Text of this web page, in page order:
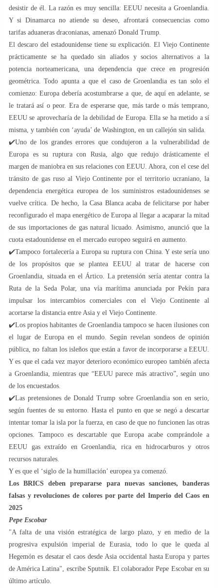
desistir de él. La razón es muy sencilla: EEUU necesita a Groenlandia.
Y si Dinamarca no atiende su deseo, afrontará consecuencias como
tarifas aduaneras draconianas, amenazó Donald Trump.
El descaro del estadounidense tiene su explicación. El Viejo Continente
prácticamente se ha quedado sin aliados y socios alternativos a la
potencia norteamericana, una dependencia que crece en progresión
geométrica. Todo apunta a que el caso de Groenlandia es tan solo el
comienzo: Europa debería acostumbrarse a que, de aquí en adelante, se
le tratará así o peor. Era de esperarse que, más tarde o más temprano,
EEUU se aprovecharía de la debilidad de Europa. Ella se ha metido a sí
misma, y también con ‘ayuda’ de Washington, en un callejón sin salida.
✔️Uno de los grandes errores que condujeron a la vulnerabilidad de
Europa es su ruptura con Rusia, algo que redujo drásticamente el
margen de maniobra en sus relaciones con EEUU. Ahora, con el cese del
tránsito de gas ruso al Viejo Continente por el territorio ucraniano, la
dependencia energética europea de los suministros estadounidenses se
vuelve crítica. De hecho, la Casa Blanca acaba de felicitarse por haber
reconfigurado el mapa energético de Europa al llegar a acaparar la mitad
de sus importaciones de gas natural licuado. Asimismo, anunció que la
cuota estadounidense en el mercado europeo seguirá en aumento.
✔️Tampoco fortalecería a Europa su ruptura con China. Y este sería uno
de los propósitos que se plantea EEUU al tratar de hacerse con
Groenlandia, situada en el Ártico. La pretensión sería atentar contra la
Ruta de la Seda Polar, una vía marítima anunciada por Pekín para
impulsar los intercambios comerciales con el Viejo Continente al
acortarse la distancia entre Asia y el Viejo Continente.
✔️Los propios habitantes de Groenlandia tampoco se hacen ilusiones con
el lugar de Europa en el mundo. Según revelan sondeos de opinión
pública, no faltan los isleños que están a favor de incorporarse a EEUU.
Y es que el cada vez mayor deterioro económico europeo también afecta
a Groenlandia, mientras que “EEUU parece más atractivo”, según uno
de los encuestados.
✔️Las pretensiones de Donald Trump sobre Groenlandia son en serio,
según fuentes de su entorno. Hasta el punto en que se negó a descartar
intentar tomar la isla por la fuerza, en caso de que no funcionen las otras
opciones. Tampoco es descartable que Europa acabe comprándole a
EEUU gas extraído en Groenlandia, rica en hidrocarburos y otros
recursos naturales.
Y es que el ‘siglo de la humillación’ europea ya comenzó.
Los BRICS deben prepararse para nuevas sanciones, banderas
falsas y revoluciones de colores por parte del Imperio del Caos en
2025
Pepe Escobar
"A falta de una visión estratégica de largo plazo, y en medio de la
progresiva expulsión imperial de Eurasia, todo lo que le queda al
Hegemón es desatar el caos desde Asia occidental hasta Europa y partes
de América Latina", escribe Sputnik. El colaborador Pepe Escobar en su
último artículo.